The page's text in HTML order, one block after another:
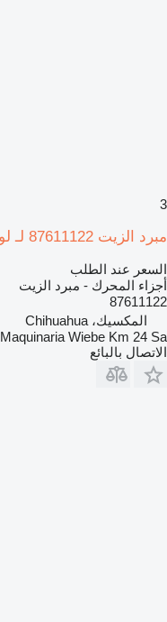
3
مبرد الزيت 87611122 لـ لودر حفار Case 580N
السعر عند الطلب
أجزاء المحرك - مبرد الزيت
87611122
المكسيك، Chihuahua
Maquinaria Wiebe Km 24 Sa
الاتصال بالبائع